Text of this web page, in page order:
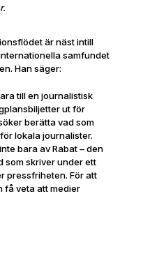
är näst intill
samfundet
Han säger:
till en journalistisk
ut för
berätta vad som
lokala journalister.
bara av Rabat – den
som skriver under ett
pressfriheten. För att
få veta att medier